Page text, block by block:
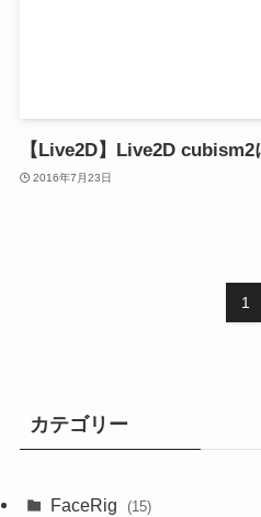
【Live2D】Live2D
2016年7月23日
1
カテゴリー
FaceRig (15)